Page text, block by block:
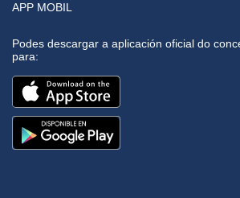
APP MOBIL
Podes descargar a aplicación oficial do
para: